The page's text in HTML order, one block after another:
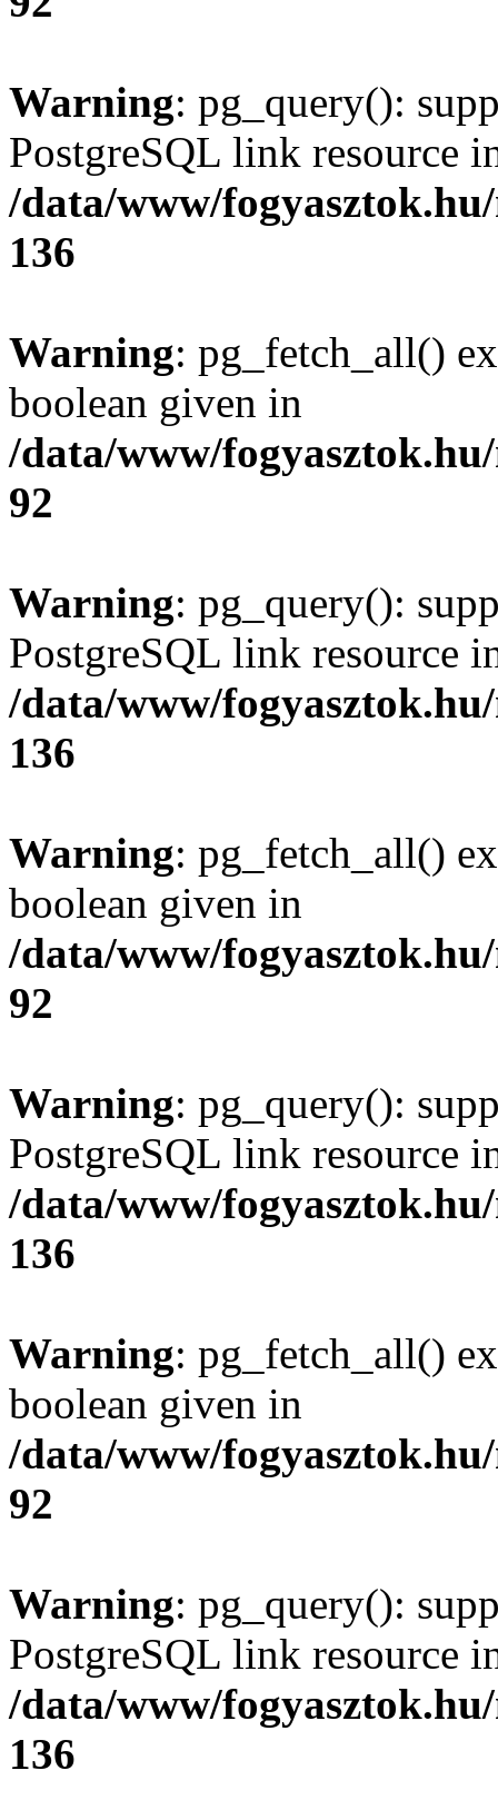
Warning: pg_query():
PostgreSQL link resource
/data/www/
136
Warning: pg_fetch_all()
boolean given in
/data/www/
92
Warning: pg_query():
PostgreSQL link resource
/data/www/
136
Warning: pg_fetch_all()
boolean given in
/data/www/
92
Warning: pg_query():
PostgreSQL link resource
/data/www/
136
Warning: pg_fetch_all()
boolean given in
/data/www/
92
Warning: pg_query():
PostgreSQL link resource
/data/www/
136